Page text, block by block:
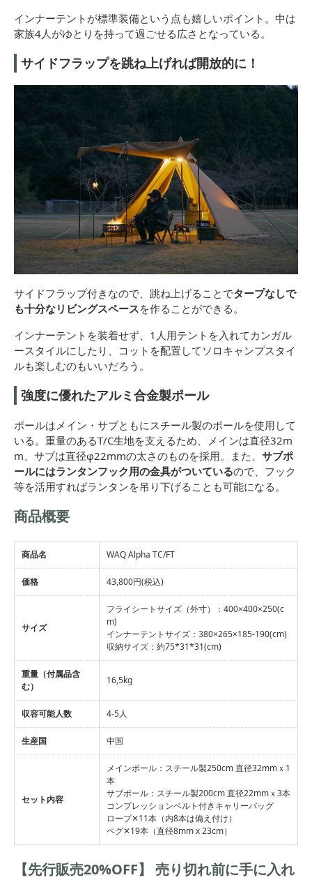
インナーテントが標準装備という点も嬉しいポイント。中は
家族4人がゆとりを持って過ごせる広さとなっている。
サイドフラップを跳ね上げれば開放的に！
サイドフラップ付きなので、跳ね上げることでタープなしで
も十分なリビングスペースを作ることができる。
インナーテントを装着せず、1人用テントを入れてカンガル
ースタイルにしたり、コットを配置してソロキャンプスタイ
ルも楽しむのもいいだろう。
強度に優れたアルミ合金製ポール
ポールはメイン・サブともにスチール製のポールを使用して
いる。重量のあるT/C生地を支えるため、メインは直径32m
m、サブは直径φ22mmの太さのものを採用。また、 サブポ
ールにはランタンフック用の金具がついているので、フック
等を活用すればランタンを吊り下げることも可能になる。
商品概要
商品名 WAQ Alpha TC/FT
価格 43,800円(税込)
サイズ
フライシートサイズ（外寸）：400×400×250(c
m)
インナーテントサイズ：380×265×185-190(cm)
収納サイズ：約75*31*31(cm)
重量（付属品含
む）
16,5kg
収容可能人数 4-5人
生産国 中国
セット内容
メインポール：スチール製250cm 直径32mmｘ1
本
サブポール：スチール製200cm 直径22mmｘ3本
コンプレッションベルト付きキャリーバッグ
ロープ✕11本（内8本は備え付け）
ペグ✕19本（直径8mm x 23cm）
【先行販売20%OFF】 売り切れ前に手に入れ